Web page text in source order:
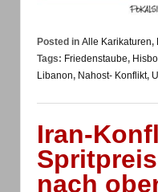
Posted in Alle Karikaturen,
Tags: Friedenstaube,
Libanon, Nahost- Konflikt,
Iran-
nach